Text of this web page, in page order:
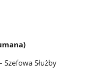
Szefowa Służby